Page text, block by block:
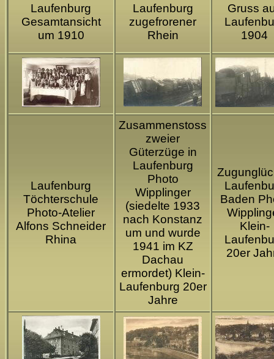
Laufenburg
Gesamtansicht
um 1910
Laufenburg
zugefrorener
Rhein
Gruss
1904
Laufenburg
Töchterschule
Photo-Atelier
Alfons Schneider
Rhina
Zusammenstoss
zweier
Güterzüge in
Laufenburg
Photo
Wipplinger
(siedelte 1933
nach Konstanz
um und wurde
1941 im KZ
Dachau
ermordet) Klein-
Laufenburg 20er
Jahre
Baden
Klein-
20er